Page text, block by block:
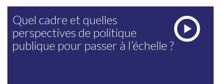
Quel cadre et quelles
perspectives de politique
publique pour passer à l’échelle ?